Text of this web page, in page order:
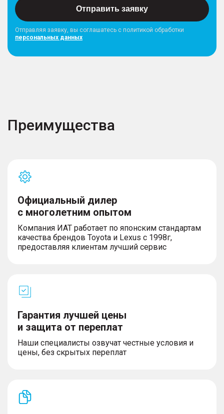
Отправить заявку
Отправляя заявку, вы соглашатесь с политикой обработки
персональных данных
Преимущества
Официальный дилер
с многолетним опытом
Компания ИАТ работает по японским стандартам
качества брендов Toyota и Lexus с 1998г,
предоставляя клиентам лучший сервис
Гарантия лучшей цены
и защита от переплат
Наши специалисты озвучат честные условия и
цены, без скрытых переплат